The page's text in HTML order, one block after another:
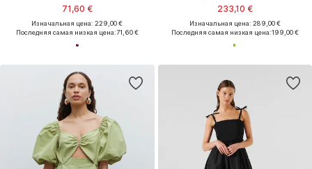
71,60 €
Изначальная цена: 229,00 €
Последняя самая низкая цена:71,60 €
233,10 €
Изначальная цена: 289,00 €
Последняя самая низкая цена:199,00 €